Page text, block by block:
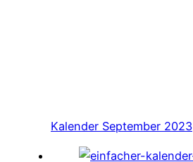
Kalender September 2023